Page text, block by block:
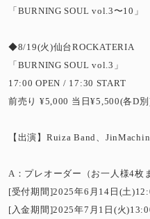
「BURNING SOUL vol.3〜10」
◆8/19(火)仙台ROCKATERIA
「BURNING SOUL vol.3」
17:00 OPEN / 17:30 START
前売り ¥5,000 当日¥5,500(各D
【出演】Ruiza Band、
A：プレオーダー（お一人様4枚
[受付期間]2025年6月14日(土
[入金期間]2025年7月1日(火